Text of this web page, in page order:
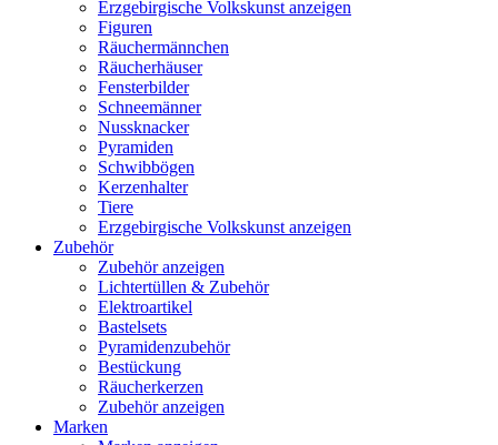
Erzgebirgische Volkskunst anzeigen
Figuren
Räuchermännchen
Räucherhäuser
Fensterbilder
Schneemänner
Nussknacker
Pyramiden
Schwibbögen
Kerzenhalter
Tiere
Erzgebirgische Volkskunst anzeigen
Zubehör
Zubehör anzeigen
Lichtertüllen & Zubehör
Elektroartikel
Bastelsets
Pyramidenzubehör
Bestückung
Räucherkerzen
Zubehör anzeigen
Marken